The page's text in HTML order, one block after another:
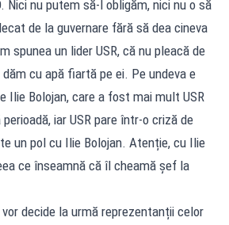
Nici nu putem să-l obligăm, nici nu o să
de la guvernare fără să dea cineva
spunea un lider USR, că nu pleacă de
cu apă fiartă pe ei. Pe undeva e
Ilie Bolojan, care a fost mai mult USR
iar USR pare într-o criză de
un pol cu Ilie Bolojan. Atenție, cu Ilie
ce înseamnă că îl cheamă șef la
decide la urmă reprezentanții celor